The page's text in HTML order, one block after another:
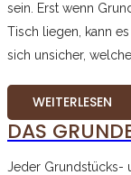
sein. Erst wenn
Tisch liegen, kann
sich unsicher,
WEITERLESEN
DAS
Jeder Grundstücks-